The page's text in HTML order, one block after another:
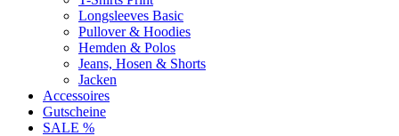
Longsleeves Basic
Pullover & Hoodies
Hemden & Polos
Jeans, Hosen & Shorts
Jacken
Accessoires
Gutscheine
SALE %